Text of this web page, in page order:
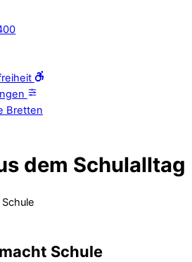
dem Schulalltag
Schule